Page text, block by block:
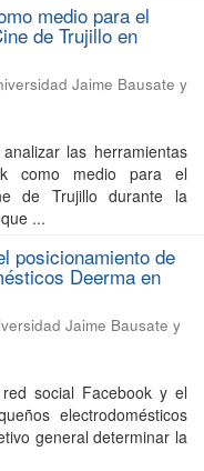
medio para el
de Trujillo en
Jaime Bausate y
las herramientas
como medio para el
de Trujillo durante la
...
posicionamiento de
Deerma en
Jaime Bausate y
social Facebook y el
electrodomésticos
general determinar la